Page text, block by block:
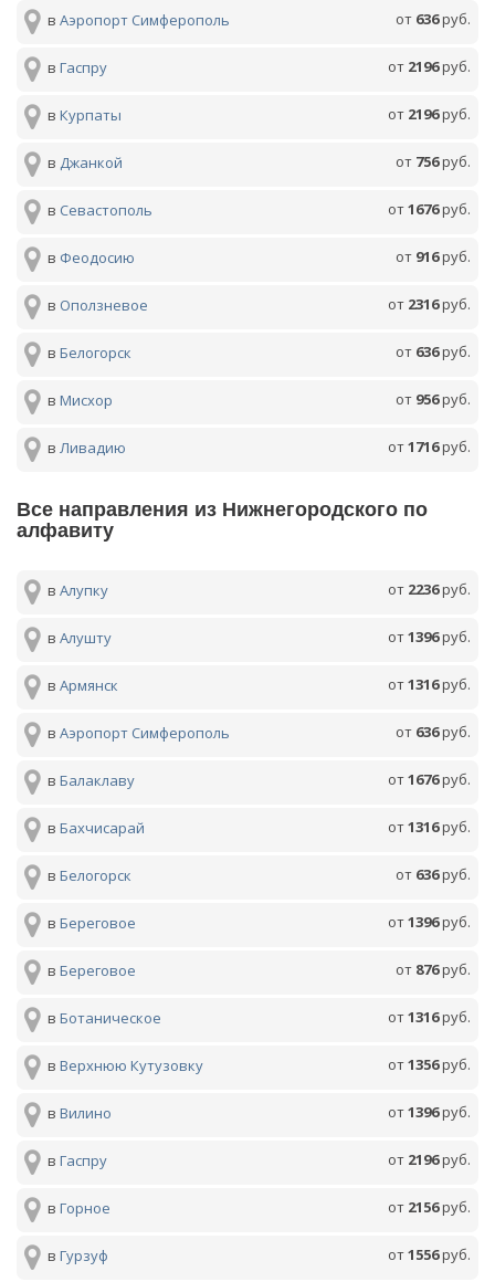
от 636руб.
в Аэропорт Симферополь
от 2196руб.
в Гаспру
от 2196руб.
в Курпаты
от 756руб.
в Джанкой
от1676руб.
в Севастополь
от 916руб.
в Феодосию
от 2316руб.
в Оползневое
от 636руб.
в Белогорск
от 956руб.
в Мисхор
от1716руб.
в Ливадию
Все направления из Нижнегородского по
алфавиту
от 2236руб.
в Алупку
от1396руб.
в Алушту
от1316руб.
в Армянск
от 636руб.
в Аэропорт Симферополь
от1676руб.
в Балаклаву
от1316руб.
в Бахчисарай
от 636руб.
в Белогорск
от1396руб.
в Береговое
от 876руб.
в Береговое
от1316руб.
в Ботаническое
от1356руб.
в Верхнюю Кутузовку
от1396руб.
в Вилино
от 2196руб.
в Гаспру
от 2156руб.
в Горное
от1556руб.
в Гурзуф